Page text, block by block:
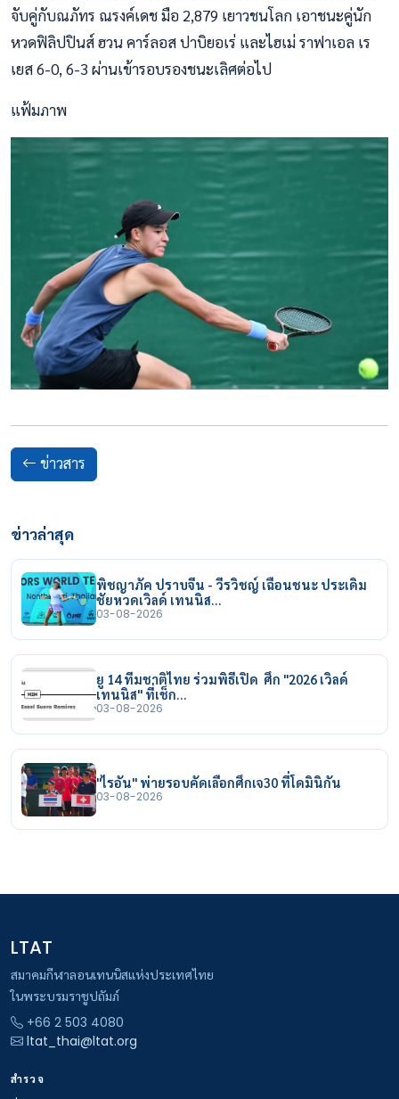
จับคู่กับณภัทร ณรงค์เดช มือ 2,879 เยาวชนโลก เอาชนะคู่นัก
หวดฟิลิปปินส์ ฮวน คาร์ลอส ปาบิยอเร่ และไฮเม่ ราฟาเอล เร
เยส 6-0, 6-3 ผ่านเข้ารอบรองชนะเลิศต่อไป
แฟ้มภาพ
ข่าวสาร
ข่าวล่าสุด
พิชญาภัค ปราบจีน - วีรวิชญ์ เฉือนชนะ ประเดิม
ชัยหวดเวิลด์ เทนนิส…
03-08-2026
ยู 14 ทีมชาติไทย ร่วมพิธีเปิด ศึก "2026 เวิลด์
เทนนิส" ที่เช็ก…
03-08-2026
"ไรอัน" พ่ายรอบคัดเลือกศึกเจ30 ที่โดมินิกัน
03-08-2026
LTAT
สมาคมกีฬาลอนเทนนิสแห่งประเทศไทย
ในพระบรมราชูปถัมภ์
+66 2 503 4080
ltat_thai@ltat.org
สำรวจ